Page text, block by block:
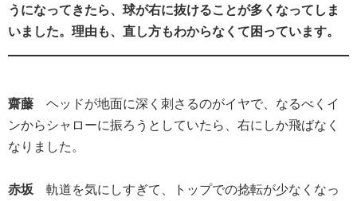
うになってきたら、球が右に抜けることが多くなってしま
いました。理由も、直し方もわからなくて困っています。
齋藤 ヘッドが地面に深く刺さるのがイヤで、なるべくイ
ンからシャローに振ろうとしていたら、右にしか飛ばなく
なりました。
赤坂 軌道を気にしすぎて、トップでの捻転が少なくなっ